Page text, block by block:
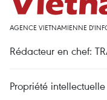
AGENCE VIETNAMIENNE
Rédacteur en chef:
Propriété intellectuelle